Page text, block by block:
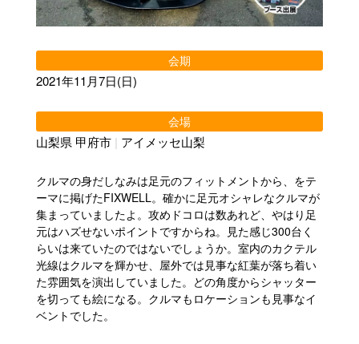
会期
2021年11月7日(日)
会場
山梨県 甲府市 | アイメッセ山梨
クルマの身だしなみは足元のフィットメントから、をテ
ーマに掲げたFIXWELL。確かに足元オシャレなクルマが
集まっていましたよ。攻めドコロは数あれど、やはり足
元はハズせないポイントですからね。見た感じ300台く
らいは来ていたのではないでしょうか。室内のカクテル
光線はクルマを輝かせ、屋外では見事な紅葉が落ち着い
た雰囲気を演出していました。どの角度からシャッター
を切っても絵になる。クルマもロケーションも見事なイ
ベントでした。